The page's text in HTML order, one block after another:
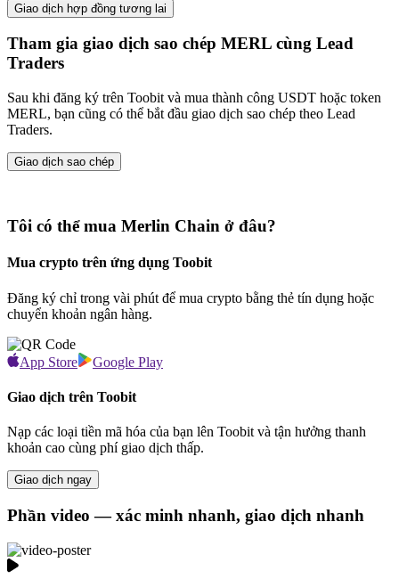
Giao dịch hợp đồng tương lai
Tham gia giao dịch sao chép MERL cùng Lead
Traders
Sau khi đăng ký trên Toobit và mua thành công USDT hoặc token
MERL, bạn cũng có thể bắt đầu giao dịch sao chép theo Lead
Traders.
Giao dịch sao chép
Tôi có thể mua Merlin Chain ở đâu?
Mua crypto trên ứng dụng Toobit
Đăng ký chỉ trong vài phút để mua crypto bằng thẻ tín dụng hoặc
chuyển khoản ngân hàng.
App Store Google Play
Giao dịch trên Toobit
Nạp các loại tiền mã hóa của bạn lên Toobit và tận hưởng thanh
khoản cao cùng phí giao dịch thấp.
Giao dịch ngay
Phần video — xác minh nhanh, giao dịch nhanh